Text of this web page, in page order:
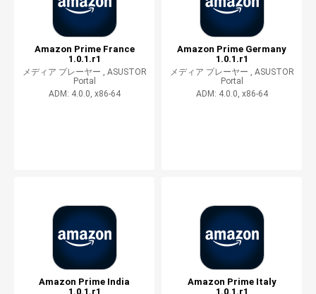
Amazon Prime France
1.0.1.r1
メディア プレーヤー , ASUSTOR
Portal
ADM: 4.0.0, x86-64
Amazon Prime Germany
1.0.1.r1
メディア プレーヤー , ASUSTOR
Portal
ADM: 4.0.0, x86-64
Amazon Prime India
1.0.1.r1
Amazon Prime Italy
1.0.1.r1